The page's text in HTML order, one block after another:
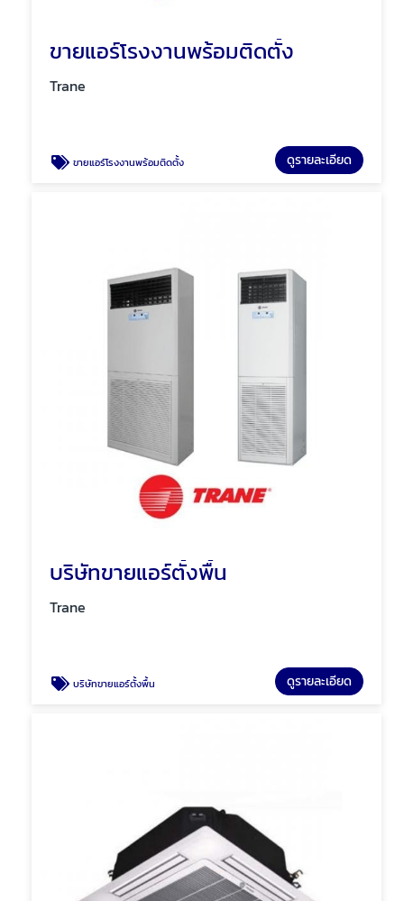
ขายแอร์โรงงานพร้อมติดตั้ง
Trane
ขายแอร์โรงงานพร้อมติดตั้ง ดูรายละเอียด
บริษัทขายแอร์ตั้งพื้น
Trane
บริษัทขายแอร์ตั้งพื้น ดูรายละเอียด